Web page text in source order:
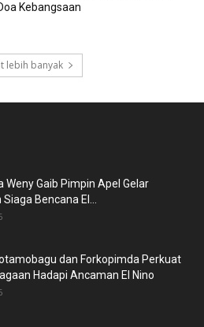
Kebangsaan
lebih banyak
Weny Gaib Pimpin Apel Gelar
Bencana El...
dan Forkopimda Perkuat
Hadapi Ancaman El Nino